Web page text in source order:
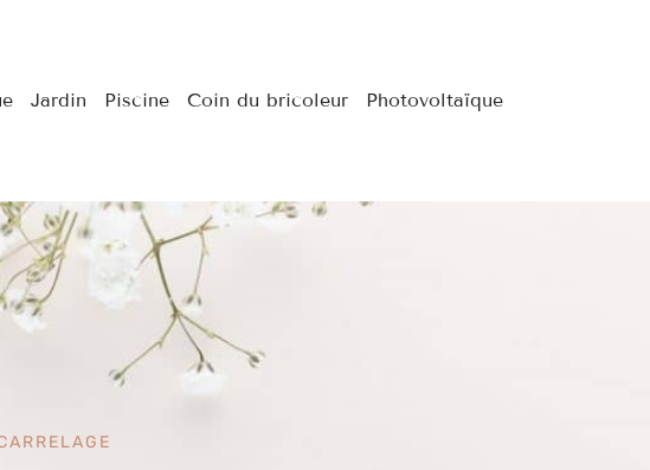
Jardin Piscine Coin du bricoleur Photovoltaïque